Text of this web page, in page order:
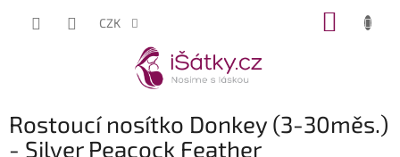
CZK
Rostoucí nosítko Donkey (3-30měs.)
- Silver Peacock Feather